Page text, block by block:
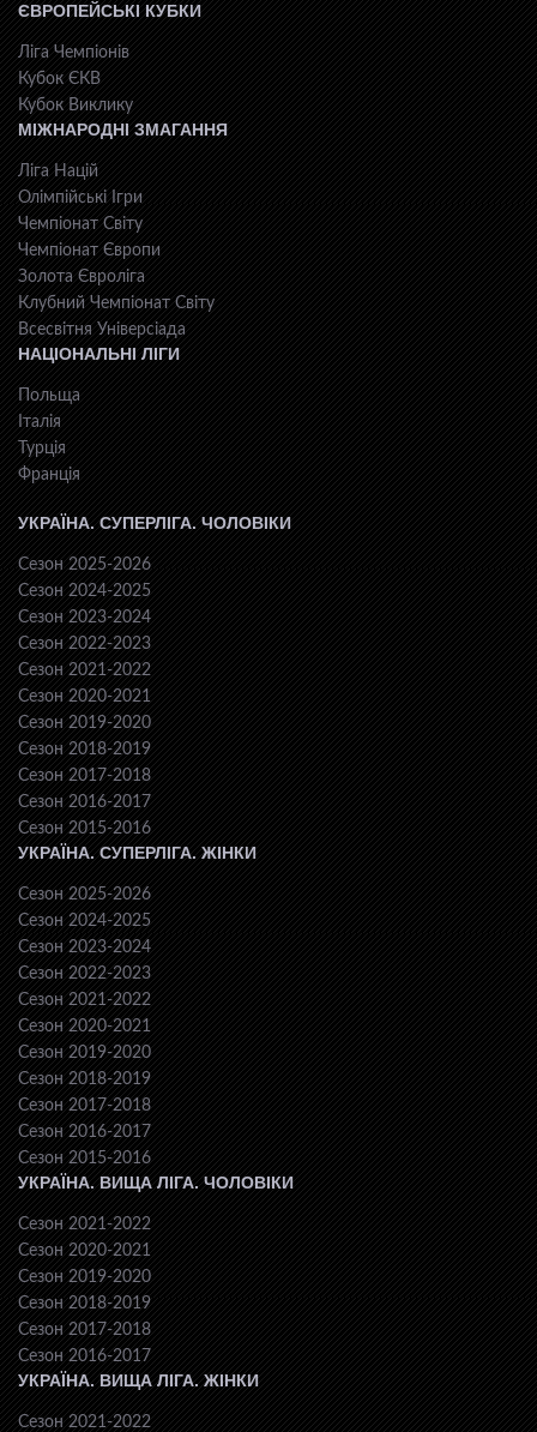
ЄВРОПЕЙСЬКІ КУБКИ
Ліга Чемпіонів
Кубок ЄКВ
Кубок Виклику
МІЖНАРОДНІ ЗМАГАННЯ
Ліга Націй
Олімпійські Ігри
Чемпіонат Світу
Чемпіонат Європи
Золота Євроліга
Клубний Чемпіонат Світу
Всесвiтня Унiверсiaда
НАЦІОНАЛЬНІ ЛІГИ
Польща
Італія
Турція
Франція
УКРАЇНА. СУПЕРЛІГА. ЧОЛОВІКИ
Сезон 2025-2026
Сезон 2024-2025
Сезон 2023-2024
Сезон 2022-2023
Сезон 2021-2022
Сезон 2020-2021
Сезон 2019-2020
Сезон 2018-2019
Сезон 2017-2018
Сезон 2016-2017
Сезон 2015-2016
УКРАЇНА. СУПЕРЛІГА. ЖІНКИ
Сезон 2025-2026
Сезон 2024-2025
Сезон 2023-2024
Сезон 2022-2023
Сезон 2021-2022
Сезон 2020-2021
Сезон 2019-2020
Сезон 2018-2019
Сезон 2017-2018
Сезон 2016-2017
Сезон 2015-2016
УКРАЇНА. ВИЩА ЛІГА. ЧОЛОВІКИ
Сезон 2021-2022
Сезон 2020-2021
Сезон 2019-2020
Сезон 2018-2019
Сезон 2017-2018
Сезон 2016-2017
УКРАЇНА. ВИЩА ЛІГА. ЖІНКИ
Сезон 2021-2022